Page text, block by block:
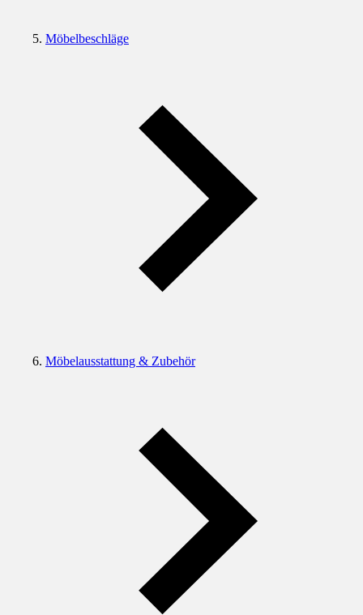
Möbelbeschläge
Möbelausstattung & Zubehör